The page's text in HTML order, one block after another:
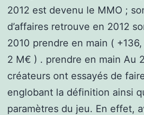
2012 est devenu le MMO ;
d’affaires retrouve en 2012
2010 prendre en main ( +136,
2 M€ ) . prendre en main Au
créateurs ont essayés de
englobant la définition ainsi
paramètres du jeu. En effet,